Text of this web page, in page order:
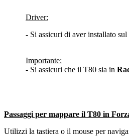
Driver:
- Si assicuri di aver installato
Importante:
- Si assicuri che il T80 sia in
Passaggi per mappare il T80 in
Utilizzi la tastiera o il mouse per